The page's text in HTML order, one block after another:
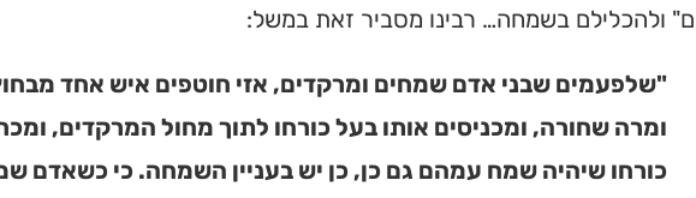
ולהכלילם בשמחה… רבינו מסביר זאת במשל:
"שלפעמים שבני אדם שמחים ומרקדים, אזי חוטפים איש אחד
ומרה שחורה, ומכניסים אותו בעל כורחו לתוך מחול המרקדים,
כורחו שיהיה שמח עמהם גם כן, כן יש בעניין השמחה. כי כשאדם